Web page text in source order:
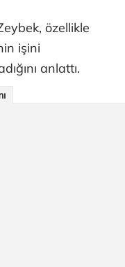
özellikle
işini
anlattı.